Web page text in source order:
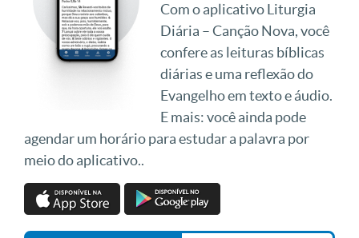
Com o aplicativo Liturgia
Diária – Canção Nova, você
confere as leituras bíblicas
diárias e uma reflexão do
Evangelho em texto e áudio.
E mais: você ainda pode
agendar um horário para estudar a palavra por
meio do aplicativo..